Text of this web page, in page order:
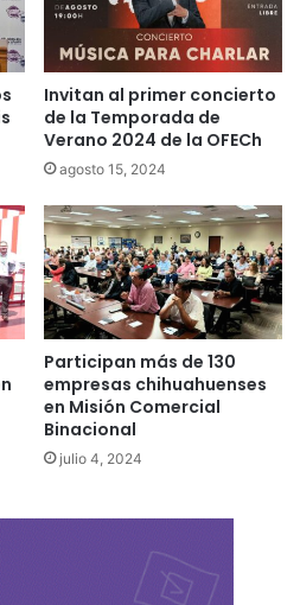
Invitan al primer concierto
de la Temporada de
Verano 2024 de la OFECh
agosto 15, 2024
Participan más de 130
empresas chihuahuenses
en Misión Comercial
Binacional
julio 4, 2024